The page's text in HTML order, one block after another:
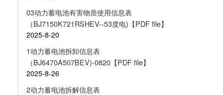
03动力蓄电池有害物质使用信息表
（BJ7150K721RSHEV--53度电)【PDF file】
2025-8-20
1动力蓄电池拆卸信息表
（BJ6470A507BEV)-0820【PDF file】
2025-8-26
2动力蓄电池拆解信息表